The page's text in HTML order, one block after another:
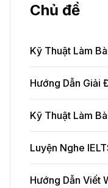
Chủ đề
Kỹ Thuật Làm
Hướng Dẫn Giải
Kỹ Thuật Làm
Luyện Nghe
Hướng Dẫn Viết